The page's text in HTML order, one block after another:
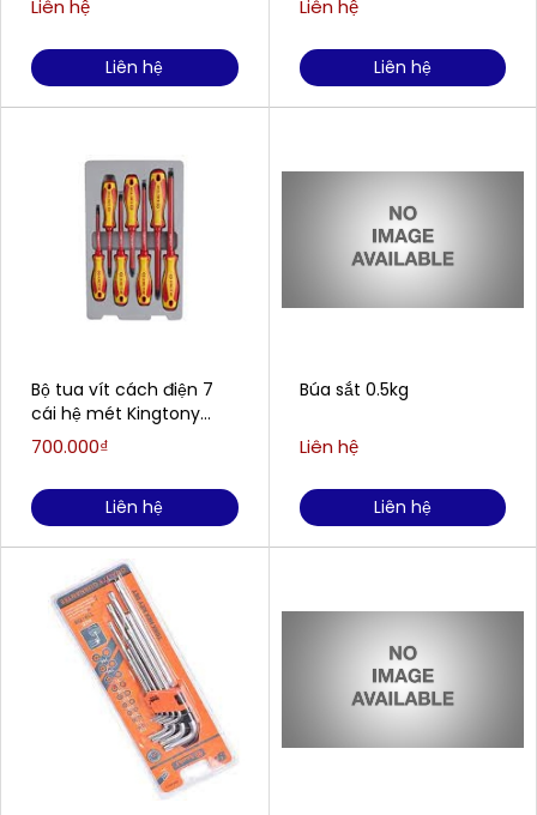
Liên hệ
Liên hệ
Bộ tua vít cách điện 7
cái hệ mét Kingtony
30617MR
700.000₫
Liên hệ
Liên hệ
Liên hệ
Búa sắt 0.5kg
Liên hệ
Liên hệ